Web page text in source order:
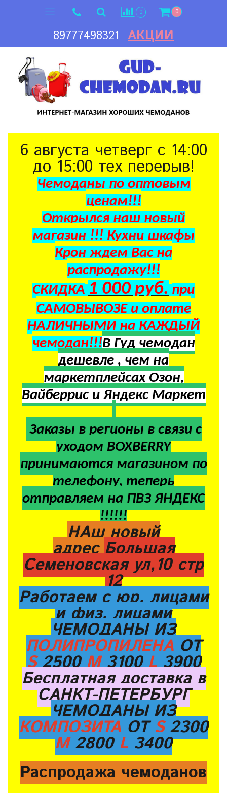
0 0
89777498321 АКЦИИ
6 августа четверг с 14:00
до 15:00 тех перерыв!
Чемоданы по оптовым
ценам!!!
Открылся наш новый
магазин !!! Кухни шкафы
Крон ждем Вас на
распродажу!!!
СКИДКА 1 000 руб. при
САМОВЫВОЗЕ и оплате
НАЛИЧНЫМИ на КАЖДЫЙ
чемодан!!!В Гуд чемодан
дешевле , чем на
маркетплейсах Озон,
Вайберрис и Яндекс Маркет
Заказы в регионы всвязи с
уходом BOXBERRY
принимаются магазином по
телефону, теперь
отправляем на ПВЗ ЯНДЕКС
!!!!!!
НАш новый
адресБольшая
Семеновская ул,10 стр
12
Работаем с юр. лицами
и физ. лицами
ЧЕМОДАНЫ ИЗ
ПОЛИПРОПИЛЕНА ОТ
S2500M3100L3900
Бесплатная доставка в
САНКТ-ПЕТЕРБУРГ
ЧЕМОДАНЫ ИЗ
КОМПОЗИТА ОТS2300
M2800 L 3400
Распродажа чемоданов